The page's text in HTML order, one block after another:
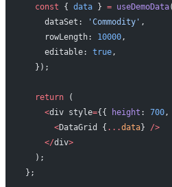
  const
{ data } = useDemoData
    dataSet:
'Commodity' ,
    rowLength:
10000,
    editable:
true,
  });
  return
(
    <
div style={{ height : 700,
      <
DataGrid { ...data} />
    </
div>
  );
};